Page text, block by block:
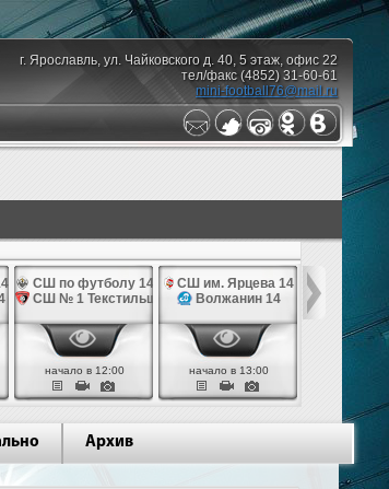
г. Ярославль, ул. Чайковского д. 40, 5 этаж, офис 22
тел/факс (4852) 31-60-61
mini-football76@mail.ru
СШ по футболу 14
СШ № 1 Текстильщик 14
начало в 12:00
СШ им. Ярцева 14
Волжанин 14
начало в 13:00
Архив